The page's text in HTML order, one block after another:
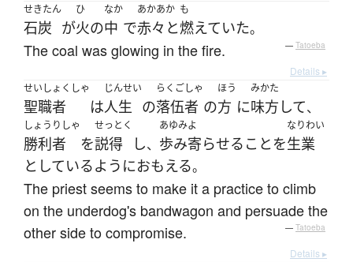
せきたん
石炭 が
ひ
火の
なか
中 で
あかあか
赤々と
も
燃えていた。
The coal was glowing in the fire. — Tatoeba
Details ▸
せいしょくしゃ
聖職者 は
じんせい
人生 の
らくごしゃ
落伍者 の
ほう
方 に
みかた
味方 して、
しょうりしゃ
勝利者 を
せっとく
説得 し、
あゆみよ
歩み寄らせる ことを
なりわい
生業
としているようにおもえる。
The priest seems to make it a practice to climb
on the underdog's bandwagon and persuade the
other side to compromise.
— Tatoeba
Details ▸